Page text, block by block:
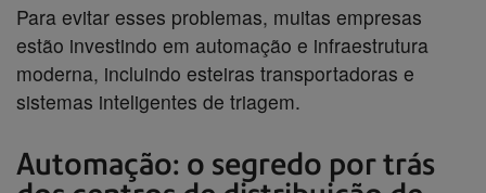
Para evitar esses problemas, muitas empresas
estão investindo em automação e infraestrutura
moderna, incluindo esteiras transportadoras e
sistemas inteligentes de triagem.
Automação: o segredo por trás